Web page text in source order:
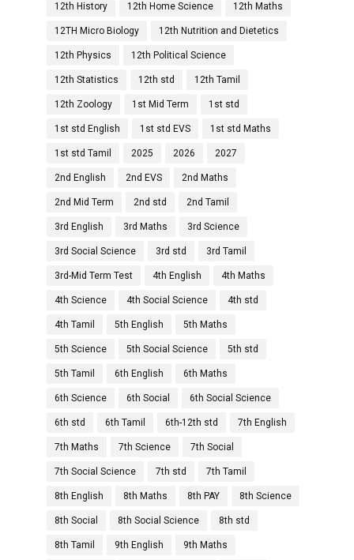
12th History 12th Home Science 12th Maths
12TH Micro Biology 12th Nutrition and Dietetics
12th Physics 12th Political Science
12th Statistics 12th std 12th Tamil
12th Zoology 1st Mid Term 1st std
1st std English 1st std EVS 1st std Maths
1st std Tamil 2025 2026 2027
2nd English 2nd EVS 2nd Maths
2nd Mid Term 2nd std 2nd Tamil
3rd English 3rd Maths 3rd Science
3rd Social Science 3rd std 3rd Tamil
3rd-Mid Term Test 4th English 4th Maths
4th Science 4th Social Science 4th std
4th Tamil 5th English 5th Maths
5th Science 5th Social Science 5th std
5th Tamil 6th English 6th Maths
6th Science 6th Social 6th Social Science
6th std 6th Tamil 6th-12th std 7th English
7th Maths 7th Science 7th Social
7th Social Science 7th std 7th Tamil
8th English 8th Maths 8th PAY 8th Science
8th Social 8th Social Science 8th std
8th Tamil 9th English 9th Maths